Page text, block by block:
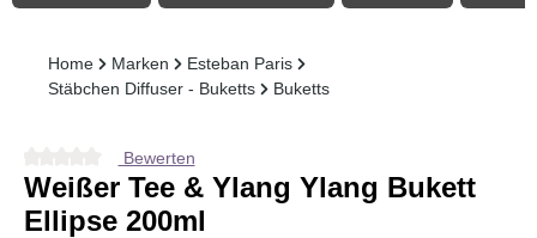
Home Marken
Esteban Paris
Stäbchen Diffuser - Buketts
Buketts
Durchschnittliche Bewertung von 0 von 5 Sternen
Bewerten
Weißer Tee & Ylang Ylang Bukett
Ellipse 200ml